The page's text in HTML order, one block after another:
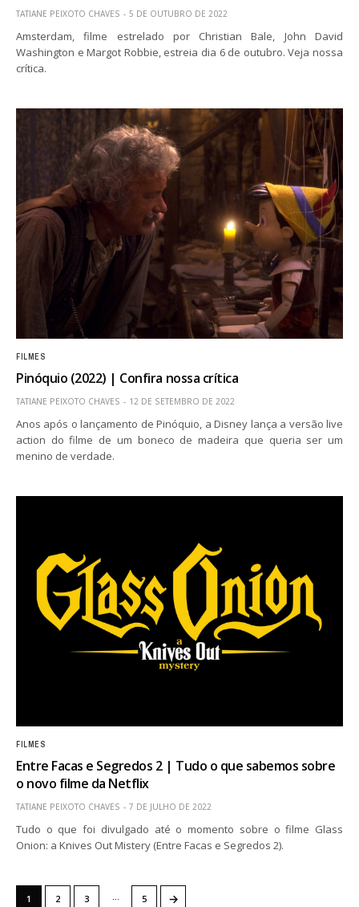
TATIANE PEIXOTO CHAVES 5 DE OUTUBRO DE 2022
Amsterdam, filme estrelado por Christian Bale, John David
Washington e Margot Robbie, estreia dia 6 de outubro. Veja nossa
crítica.
FILMES
Pinóquio (2022) | Confira nossa crítica
TATIANE PEIXOTO CHAVES 12 DE SETEMBRO DE 2022
Anos após o lançamento de Pinóquio, a Disney lança a versão live
action do filme de um boneco de madeira que queria ser um
menino de verdade.
FILMES
Entre Facas e Segredos 2 | Tudo o que sabemos sobre
o novo filme da Netflix
TATIANE PEIXOTO CHAVES 7 DE JULHO DE 2022
Tudo o que foi divulgado até o momento sobre o filme Glass
Onion: a Knives Out Mistery (Entre Facas e Segredos 2).
1 2 3 5 →